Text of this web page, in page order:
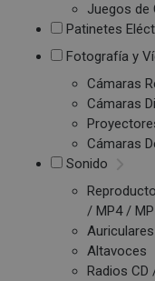
Juegos de
Patinetes
Fotografía y
Cámaras
Cámaras
Cámaras
Sonido
/ MP4 /
Auriculares
Altavoces
Radios CD